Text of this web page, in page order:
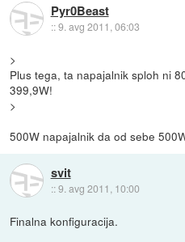
Pyr0Beast
::9. avg 2011, 06:03
>
Plus tega, ta napajalnik sploh ni
399,9W!
>
500W napajalnik da od sebe
svit
::9. avg 2011, 10:00
Finalna konfiguracija.